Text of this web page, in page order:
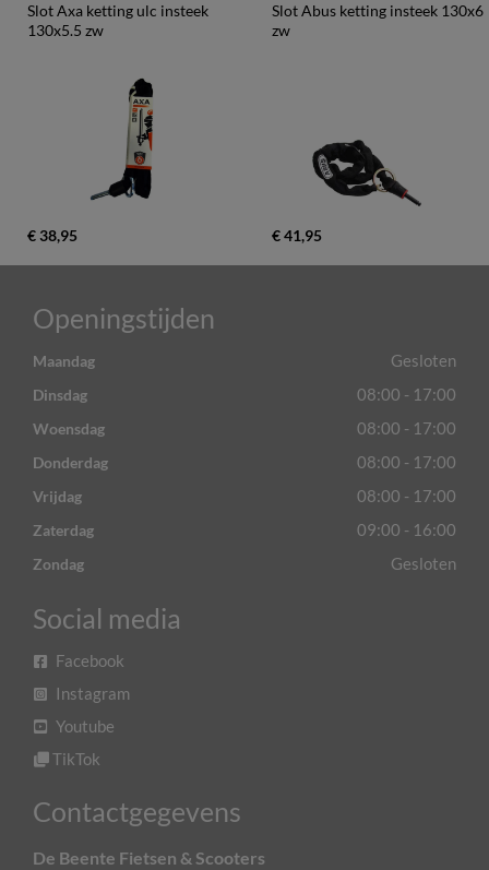
Slot Axa ketting ulc insteek
130x5.5 zw
€ 38,95
Slot Abus ketting insteek 130x6
zw
€ 41,95
Openingstijden
Maandag Gesloten
Dinsdag 08:00 - 17:00
Woensdag 08:00 - 17:00
Donderdag 08:00 - 17:00
Vrijdag 08:00 - 17:00
Zaterdag 09:00 - 16:00
Zondag Gesloten
Social media
Facebook
Instagram
Youtube
TikTok
Contactgegevens
De Beente Fietsen & Scooters